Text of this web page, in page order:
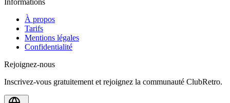
Informations
À propos
Tarifs
Mentions légales
Confidentialité
Rejoignez-nous
Inscrivez-vous gratuitement et rejoignez la communauté ClubRetro.